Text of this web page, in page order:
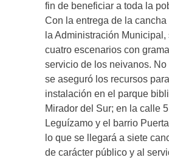
fin de beneficiar a toda la
Con la entrega de la
la Administración Municipal,
cuatro escenarios con
servicio de los neivanos. No
se aseguró los recursos
instalación en el parque
Mirador del Sur; en la calle
Leguízamo y el barrio
lo que se llegará a siete
de carácter público y al